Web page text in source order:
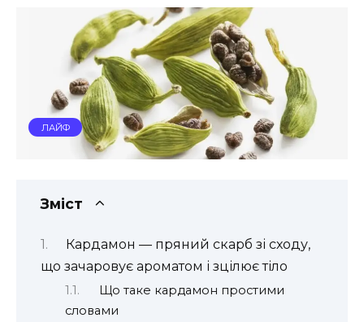
ЛАЙФ
Зміст
Кардамон — пряний скарб зі сходу,
що зачаровує ароматом і зцілює тіло
Що таке кардамон простими
словами